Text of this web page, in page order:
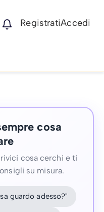
RegistratiAccedi
cosa
cosa cerchi e ti
su misura.
guardo adesso?"